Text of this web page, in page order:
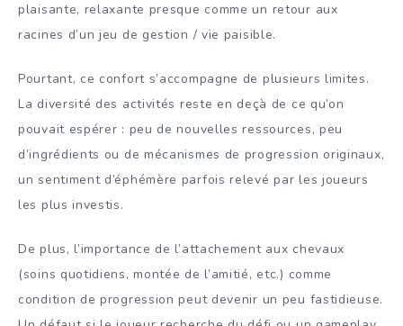
plaisante, relaxante presque comme un retour aux
racines d’un jeu de gestion / vie paisible.
Pourtant, ce confort s’accompagne de plusieurs limites.
La diversité des activités reste en deçà de ce qu’on
pouvait espérer : peu de nouvelles ressources, peu
d’ingrédients ou de mécanismes de progression originaux,
un sentiment d’éphémère parfois relevé par les joueurs
les plus investis.
De plus, l’importance de l’attachement aux chevaux
(soins quotidiens, montée de l’amitié, etc.) comme
condition de progression peut devenir un peu fastidieuse.